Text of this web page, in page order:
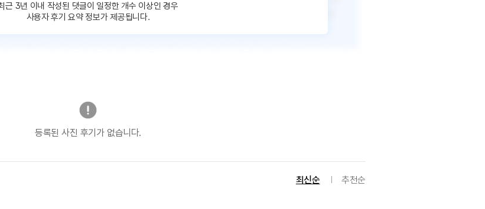
근 3년 이내 작성된 댓글이 일정한 개수 이상인 경우
사용자 후기 요약 정보가 제공됩니다.
등록된 사진 후기가 없습니다.
최신순 추천순